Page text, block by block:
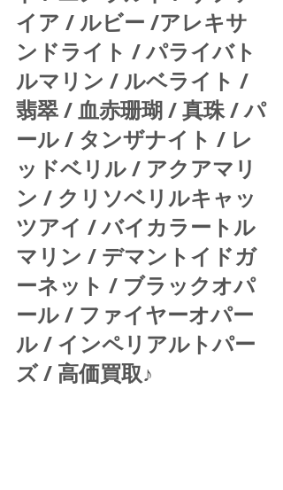
イア / ルビー /アレキサ
ンドライト / パライバト
ルマリン / ルベライト /
翡翠 / 血赤珊瑚 / 真珠 / パ
ール / タンザナイト / レ
ッドベリル / アクアマリ
ン / クリソベリルキャッ
ツアイ / バイカラートル
マリン / デマントイドガ
ーネット / ブラックオパ
ール / ファイヤーオパー
ル / インペリアルトパー
ズ / 高価買取♪